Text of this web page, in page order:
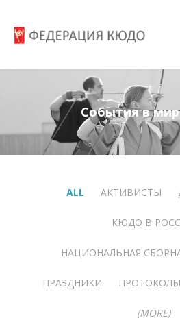
События в
ALL АКТИВИСТЫ
КЮДО В
НАЦИОНАЛЬНАЯ
ПРАЗДНИКИ
(MORE)